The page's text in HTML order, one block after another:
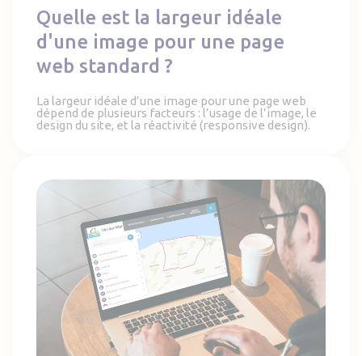
Quelle est la largeur idéale
d'une image pour une page
web standard ?
La largeur idéale d’une image pour une page web
dépend de plusieurs facteurs : l’usage de l’image, le
design du site, et la réactivité (responsive design).
Plan interactif dynamique